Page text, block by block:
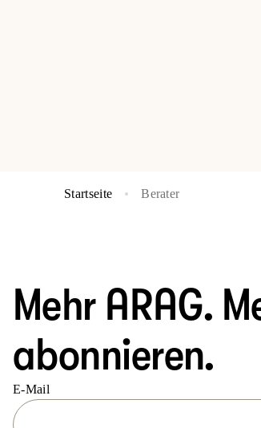
Startseite Berater
Mehr ARAG.
abonnieren.
E-Mail